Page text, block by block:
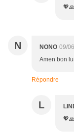
N NONO 09/
Amen bon
Répondre
L